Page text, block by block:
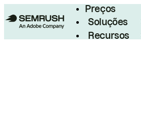
Preços
Soluções
Recursos